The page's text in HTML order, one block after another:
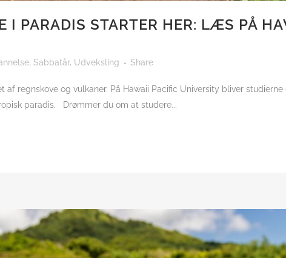
I PARADIS STARTER HER: LÆS PÅ
, Sabbatår, Udveksling Share
regnskove og vulkaner. På Hawaii Pacific University bliver
paradis. Drømmer du om at studere...